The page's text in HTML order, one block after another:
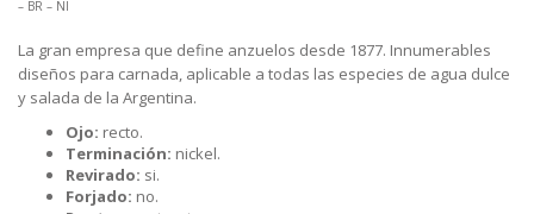
– BR – NI
La gran empresa que define anzuelos desde 1877. Innumerables
diseños para carnada, aplicable a todas las especies de agua dulce
y salada de la Argentina.
Ojo: recto.
Terminación: nickel.
Revirado: si.
Forjado: no.